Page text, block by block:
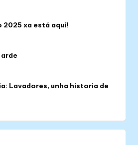
2025 xa está aquí!
Lavadores, unha historia de